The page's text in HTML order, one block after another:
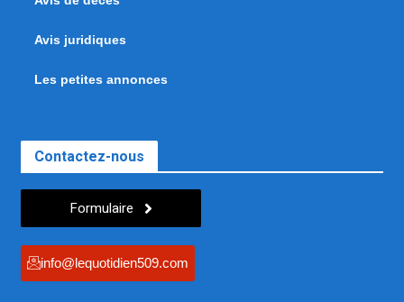
Avis juridiques
Les petites annonces
Contactez-nous
Formulaire
info@lequotidien509.com